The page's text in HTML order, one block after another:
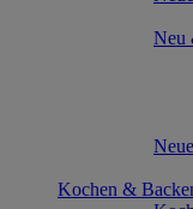
Neu
Kochen &